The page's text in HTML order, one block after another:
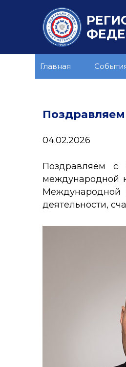
Главная
04.02.2026
Поздравляем с
международной
Международной
деятельности,